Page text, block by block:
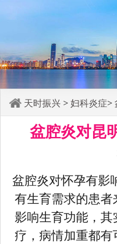
天时振兴 >妇科炎症>
盆腔炎对昆
盆腔炎对怀孕有影
有生育需求的患者
影响生育功能，
疗，病情加重都有